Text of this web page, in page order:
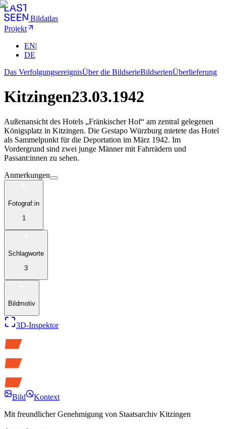
Bildatlas
Projekt
EN|
DE
Das VerfolgungsereignisÜber die BildserieBildserienÜberlieferung
Kitzingen23.03.1942
Außenansicht des Hotels „Fränkischer Hof“ am zentral gelegenen
Königsplatz in Kitzingen. Die Gestapo Würzburg mietete das Hotel
als Sammelpunkt für die Deportation im März 1942. Im
Vordergrund sind zwei junge Männer mit Fahrrädern und
Passant:innen zu sehen.
Anmerkungen
Fotograf:in
1
Schlagworte
3
Bildmotiv
3D-Inspektor
Bild
Kontext
Mit freundlicher Genehmigung von Staatsarchiv Kitzingen